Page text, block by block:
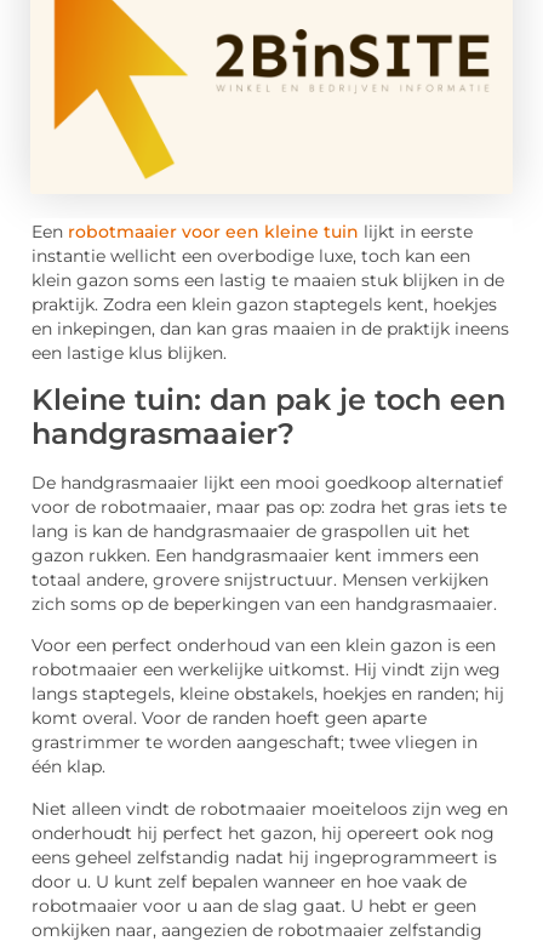
Een robotmaaier voor een kleine tuin lijkt in eerste
instantie wellicht een overbodige luxe, toch kan een
klein gazon soms een lastig te maaien stuk blijken in de
praktijk. Zodra een klein gazon staptegels kent, hoekjes
en inkepingen, dan kan gras maaien in de praktijk ineens
een lastige klus blijken.
Kleine tuin: dan pak je toch een
handgrasmaaier?
De handgrasmaaier lijkt een mooi goedkoop alternatief
voor de robotmaaier, maar pas op: zodra het gras iets te
lang is kan de handgrasmaaier de graspollen uit het
gazon rukken. Een handgrasmaaier kent immers een
totaal andere, grovere snijstructuur. Mensen verkijken
zich soms op de beperkingen van een handgrasmaaier.
Voor een perfect onderhoud van een klein gazon is een
robotmaaier een werkelijke uitkomst. Hij vindt zijn weg
langs staptegels, kleine obstakels, hoekjes en randen; hij
komt overal. Voor de randen hoeft geen aparte
grastrimmer te worden aangeschaft; twee vliegen in
één klap.
Niet alleen vindt de robotmaaier moeiteloos zijn weg en
onderhoudt hij perfect het gazon, hij opereert ook nog
eens geheel zelfstandig nadat hij ingeprogrammeert is
door u. U kunt zelf bepalen wanneer en hoe vaak de
robotmaaier voor u aan de slag gaat. U hebt er geen
omkijken naar, aangezien de robotmaaier zelfstandig